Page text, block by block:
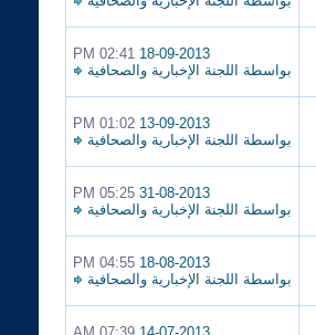
18-09-2013
02:41 PM
بواسطة اللجنة الإخبارية والصحافية
13-09-2013
01:02 PM
بواسطة اللجنة الإخبارية والصحافية
31-08-2013
05:25 PM
بواسطة اللجنة الإخبارية والصحافية
18-08-2013
04:55 PM
بواسطة اللجنة الإخبارية والصحافية